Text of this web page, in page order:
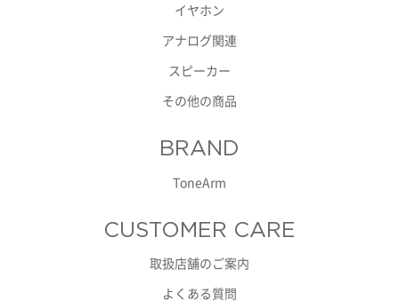
イヤホン
アナログ関連
スピーカー
その他の商品
BRAND
ToneArm
CUSTOMER CARE
取扱店舗のご案内
よくある質問